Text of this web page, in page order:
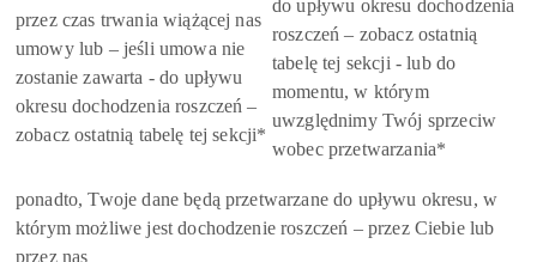
przez czas trwania wiążącej nas
umowy lub – jeśli umowa nie
zostanie zawarta - do upływu
okresu dochodzenia roszczeń –
zobacz ostatnią tabelę tej sekcji*
do upływu okresu dochodzenia
roszczeń – zobacz ostatnią
tabelę tej sekcji - lub do
momentu, w którym
uwzględnimy Twój sprzeciw
wobec przetwarzania*
ponadto, Twoje dane będą przetwarzane do upływu okresu, w
którym możliwe jest dochodzenie roszczeń – przez Ciebie lub
przez nas